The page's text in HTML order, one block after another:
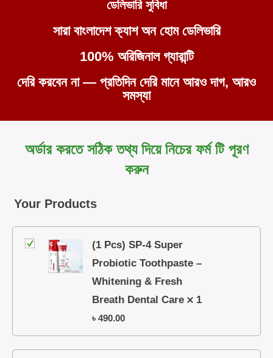
ডেলিভারি সুবিধা
সারা বাংলাদেশ ক্যাশ অন হোম ডেলিভারি
100% অরিজিনাল গ্যারান্টি
দেরি করবেন না — প্রতিদিন দেরি মানে আরও দাগ, আরও
সমস্যা
অর্ডার করতে সঠিক তথ্য দিয়ে নিচের ফর্ম টি পূরণ
করুন
Your Products
(1 Pcs) SP-4 Super
Probiotic Toothpaste –
Whitening & Fresh
Breath Dental Care
1
৳ 490.00